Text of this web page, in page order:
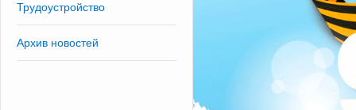
Трудоустройство
Архив новостей